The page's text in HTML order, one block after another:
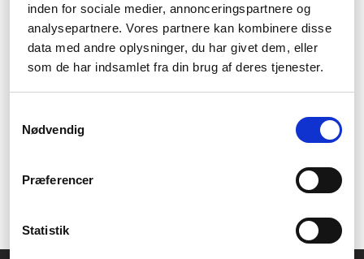
inden for sociale medier, annonceringspartnere og
analysepartnere. Vores partnere kan kombinere disse
data med andre oplysninger, du har givet dem, eller
som de har indsamlet fra din brug af deres tjenester.
Nødvendig
Præferencer
Statistik
om små repor eller en batteritid som inte är fullt så ny längre.
Men du får alltid en bra dator, och den är billig och hållbar.
Om du har några frågor angående HP
Elitebook, vänligen kontakta oss idag
om datorer, och därmed också mycket om den fantastiska
bärbara datorn HP Elitebook. Så om du behöver svar på några
Om du föredrar enkel och snabb vägledning kan du alltid